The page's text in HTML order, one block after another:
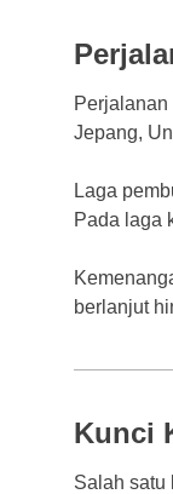
Jepang,
Laga
Pada laga
berlanjut
Kunci
Salah satu